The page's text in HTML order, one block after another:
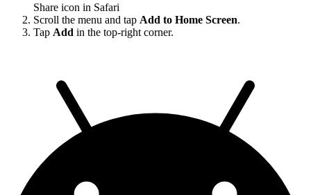
Share icon in Safari
Scroll the menu and tap Add to Home Screen.
Tap Add in the top-right corner.